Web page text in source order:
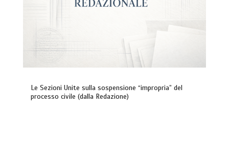
Le Sezioni Unite sulla sospensione “impropria” del
processo civile (dalla Redazione)